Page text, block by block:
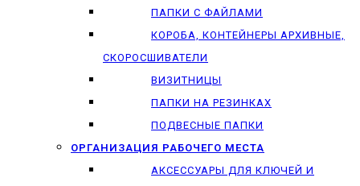
ПАПКИ С ФАЙЛАМИ
КОРОБА, КОНТЕЙНЕРЫ АРХИВНЫЕ,
СКОРОСШИВАТЕЛИ
ВИЗИТНИЦЫ
ПАПКИ НА РЕЗИНКАХ
ПОДВЕСНЫЕ ПАПКИ
ОРГАНИЗАЦИЯ РАБОЧЕГО МЕСТА
АКСЕССУАРЫ ДЛЯ КЛЮЧЕЙ И